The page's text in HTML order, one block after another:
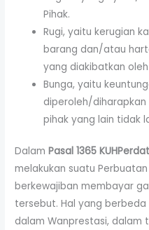
Pihak.
Rugi, yaitu kerugian
barang dan/atau
yang diakibatkan
Bunga, yaitu
diperoleh/
pihak yang lain tidak
Dalam Pasal 1365
melakukan suatu
berkewajiban membayar
tersebut. Hal yang
dalam Wanprestasi, dalam